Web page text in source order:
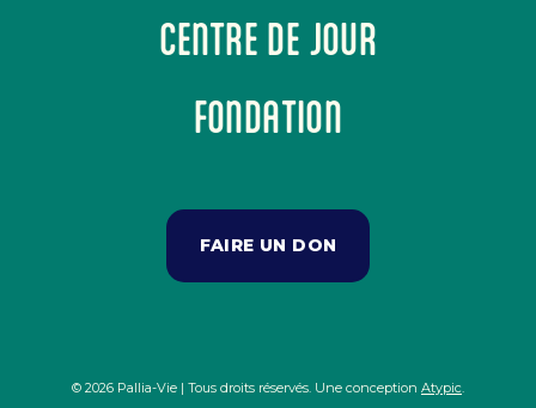
CENTRE DE JOUR
FONDATION
FAIRE UN DON
© 2026 Pallia-Vie | Tous droits réservés. Une conception Atypic.